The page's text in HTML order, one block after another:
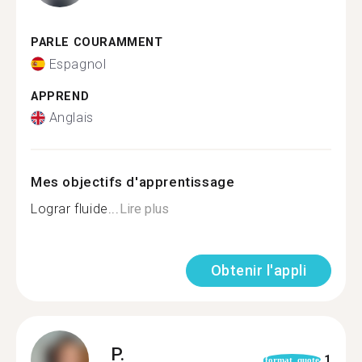
PARLE COURAMMENT
Espagnol
APPREND
Anglais
Mes objectifs d'apprentissage
Lograr fluide...Lire plus
Obtenir l'appli
P. format_quote